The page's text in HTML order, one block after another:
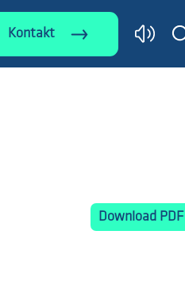
Kontakt
Download PDF